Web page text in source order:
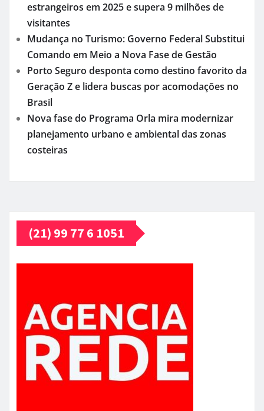
estrangeiros em 2025 e supera 9 milhões de
visitantes
Mudança no Turismo: Governo Federal Substitui
Comando em Meio a Nova Fase de Gestão
Porto Seguro desponta como destino favorito da
Geração Z e lidera buscas por acomodações no
Brasil
Nova fase do Programa Orla mira modernizar
planejamento urbano e ambiental das zonas
costeiras
(21) 99 77 6 1051